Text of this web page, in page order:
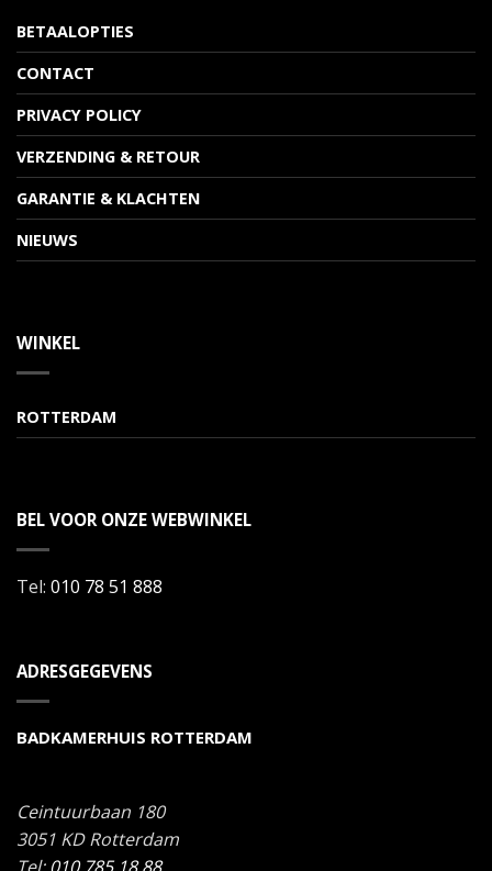
BETAALOPTIES
CONTACT
PRIVACY POLICY
VERZENDING & RETOUR
GARANTIE & KLACHTEN
NIEUWS
WINKEL
ROTTERDAM
BEL VOOR ONZE WEBWINKEL
Tel: 010 78 51 888
ADRESGEGEVENS
BADKAMERHUIS ROTTERDAM
Ceintuurbaan 180
3051 KD Rotterdam